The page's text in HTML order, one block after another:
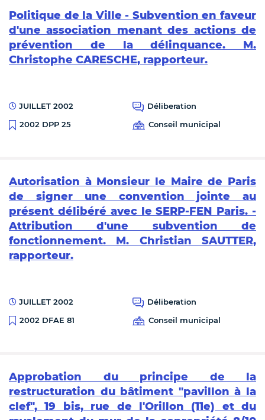
Politique de la Ville - Subvention en faveur
d'une association menant des actions de
prévention de la délinquance. M.
Christophe CARESCHE, rapporteur.
JUILLET 2002
Déliberation
2002 DPP 25
Conseil municipal
Autorisation à Monsieur le Maire de Paris
de signer une convention jointe au
présent délibéré avec le SERP-FEN Paris. -
Attribution d'une subvention de
fonctionnement. M. Christian SAUTTER,
rapporteur.
JUILLET 2002
Déliberation
2002 DFAE 81
Conseil municipal
Approbation du principe de la
restructuration du bâtiment "pavillon à la
clef", 19 bis, rue de l'Orillon (11e) et du